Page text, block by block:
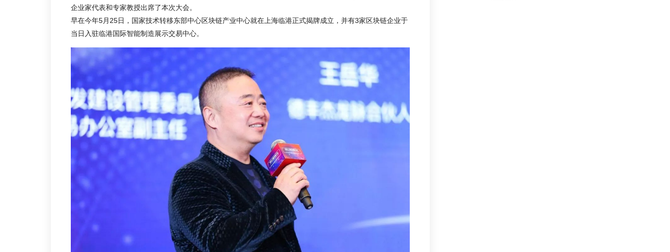
企业家代表和专家教授出席了本次大会。
早在今年5月25日，国家技术转移东部中心区块链产业中心就在上海临港正式揭牌成立，并有3家区块链企业于
当日入驻临港国际智能制造展示交易中心。